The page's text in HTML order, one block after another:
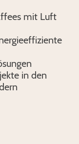
mit Luft
in den